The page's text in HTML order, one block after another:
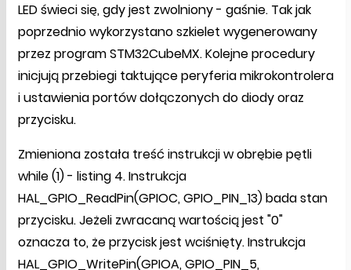
LED świeci się, gdy jest zwolniony - gaśnie. Tak jak
poprzednio wykorzystano szkielet wygenerowany
przez program STM32CubeMX. Kolejne procedury
inicjują przebiegi taktujące peryferia mikrokontrolera
i ustawienia portów dołączonych do diody oraz
przycisku.
Zmieniona została treść instrukcji w obrębie pętli
while (1) - listing 4. Instrukcja
HAL_GPIO_ReadPin(GPIOC, GPIO_PIN_13) bada stan
przycisku. Jeżeli zwracaną wartością jest "0"
oznacza to, że przycisk jest wciśnięty. Instrukcja
HAL_GPIO_WritePin(GPIOA, GPIO_PIN_5,